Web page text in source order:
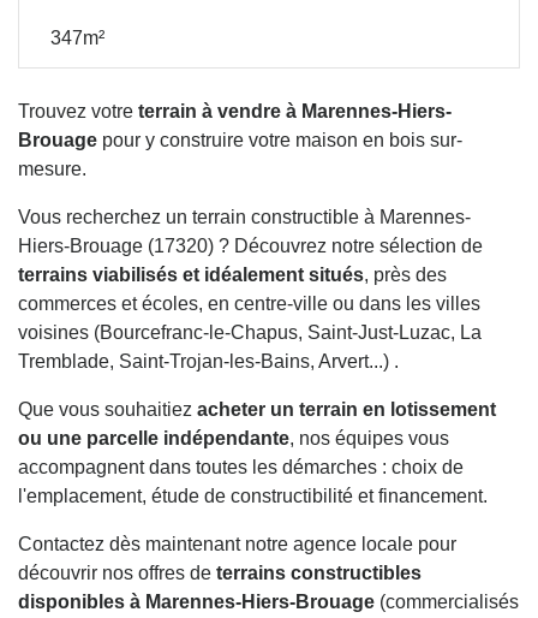
347m²
Trouvez votre terrain à vendre à Marennes-Hiers-
Brouage pour y construire votre maison en bois sur-
mesure.
Vous recherchez un terrain constructible à Marennes-
Hiers-Brouage (17320) ? Découvrez notre sélection de
terrains viabilisés et idéalement situés, près des
commerces et écoles, en centre-ville ou dans les villes
voisines (Bourcefranc-le-Chapus, Saint-Just-Luzac, La
Tremblade, Saint-Trojan-les-Bains, Arvert...) .
Que vous souhaitiez acheter un terrain en lotissement
ou une parcelle indépendante, nos équipes vous
accompagnent dans toutes les démarches : choix de
l'emplacement, étude de constructibilité et financement.
Contactez dès maintenant notre agence locale pour
découvrir nos offres de terrains constructibles
disponibles à Marennes-Hiers-Brouage (commercialisés